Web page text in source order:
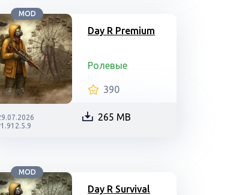
MOD
Day R Premium
Ролевые
390
265 MB
MOD
Day R Survival